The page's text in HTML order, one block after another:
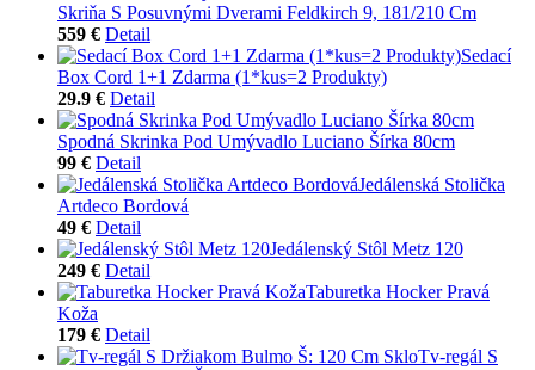
Skriňa S Posuvnými Dverami Feldkirch 9, 181/210 Cm
559 € Detail
Sedací
Box Cord 1+1 Zdarma (1*kus=2 Produkty)
29.9 € Detail
Spodná Skrinka Pod Umývadlo Luciano Šírka 80cm
99 € Detail
Jedálenská Stolička
Artdeco Bordová
49 € Detail
Jedálenský Stôl Metz 120
249 € Detail
Taburetka Hocker Pravá
Koža
179 € Detail
Tv-regál S